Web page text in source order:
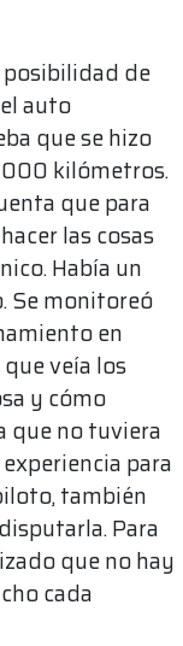
posibilidad de
auto
que se hizo
kilómetros.
que para
las cosas
Había un
Se monitoreó
en
veía los
y cómo
que no tuviera
para
también
Para
que no hay
cada